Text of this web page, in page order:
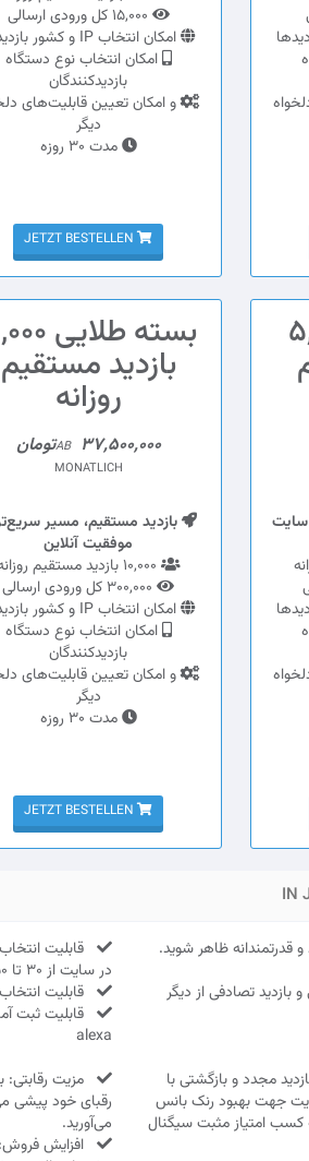
امکان انتخاب IP و کشور بازدیدها
امکان انتخاب نوع دستگاه
بازدیدکنندگان
و امکان تعیین قابلیت‌های
دیگر
مدت 30 روزه
JETZT BESTELLEN
سایت
بسته
بازدید مستقیم
روزانه
AB 37,500,000تومان
MONATLICH
بازدید مستقیم، مسیر
موفقیت آنلاین
امکان انتخاب IP و کشور بازدیدها
امکان انتخاب نوع دستگاه
بازدیدکنندگان
و امکان تعیین قابلیت‌های
دیگر
مدت 30 روزه
JETZT BESTELLEN
IN
قدرتمندانه ظاهر شوید.
در سایت از 30 تا 250 ثانیه
و بازدید تصادفی از دیگر
قابلیت
alexa
مجدد و بازگشتی با
جهت بهبود رنک بانس
کسب امتیاز مثبت سیگنال
مزیت رقابتی:
رقبای خود پیشی
می‌آورید.
افزایش فروش: